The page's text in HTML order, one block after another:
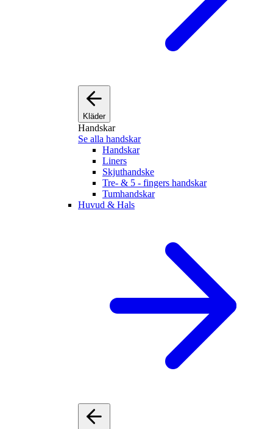
Kläder
Handskar
Se alla handskar
Handskar
Liners
Skjuthandske
Tre- & 5 - fingers handskar
Tumhandskar
Huvud & Hals